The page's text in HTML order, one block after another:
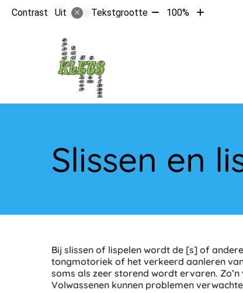
Contrast Uit Tekstgrootte Tekst100%
Tekst
Slissen en
Bij slissen of lispelen wordt de [s] of
tongmotoriek of het verkeerd aanleren
soms als zeer storend wordt ervaren.
Volwassenen kunnen problemen